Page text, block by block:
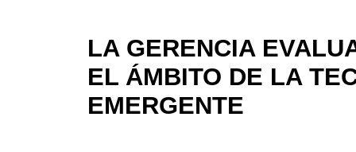
LA GERENCIA
EL ÁMBITO DE LA
EMERGENTE